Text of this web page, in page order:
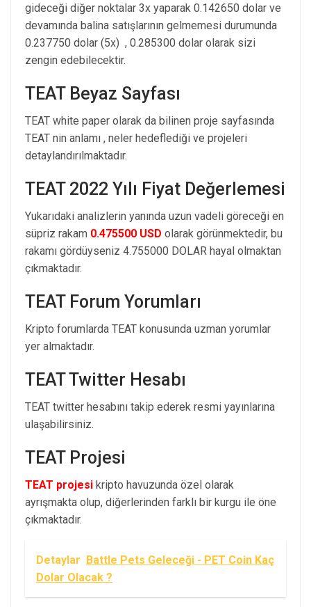
gideceği diğer noktalar 3x yaparak 0.142650 dolar ve
devamında balina satışlarının gelmemesi durumunda
0.237750 dolar (5x) , 0.285300 dolar olarak sizi
zengin edebilecektir.
TEAT Beyaz Sayfası
TEAT white paper olarak da bilinen proje sayfasında
TEAT nin anlamı , neler hedeflediği ve projeleri
detaylandırılmaktadır.
TEAT 2022 Yılı Fiyat Değerlemesi
Yukarıdaki analizlerin yanında uzun vadeli göreceği en
süpriz rakam 0.475500 USD olarak görünmektedir, bu
rakamı gördüyseniz 4.755000 DOLAR hayal olmaktan
çıkmaktadır.
TEAT Forum Yorumları
Kripto forumlarda TEAT konusunda uzman yorumlar
yer almaktadır.
TEAT Twitter Hesabı
TEAT twitter hesabını takip ederek resmi yayınlarına
ulaşabilirsiniz.
TEAT Projesi
TEAT projesi kripto havuzunda özel olarak
ayrışmakta olup, diğerlerinden farklı bir kurgu ile öne
çıkmaktadır.
Detaylar Battle Pets Geleceği - PET Coin Kaç
Dolar Olacak ?